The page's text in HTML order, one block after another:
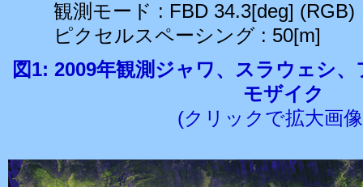
観測モード : FBD 34.3[deg] (RGB)
ピクセルスペーシング : 50[m]
図1: 2009年観測ジャワ、スラウェシ
モザイク
(クリックで拡大画